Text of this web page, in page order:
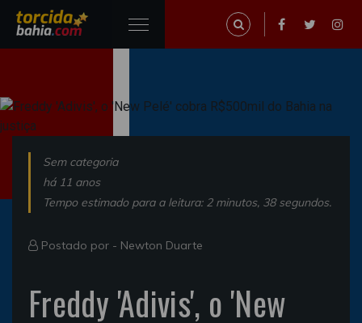
Sem categoria
há 11 anos
Tempo estimado para a leitura: 2 minutos, 38 segundos.
Postado por - Newton Duarte
Freddy 'Adivis', o 'New